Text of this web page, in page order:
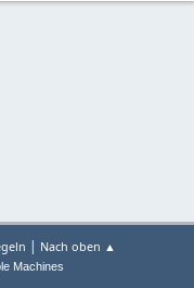
| Nach oben ▲
Machines